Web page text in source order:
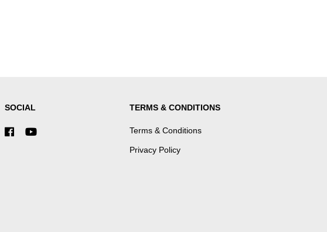
SOCIAL TERMS & CONDITIONS
Terms & Conditions
Privacy Policy